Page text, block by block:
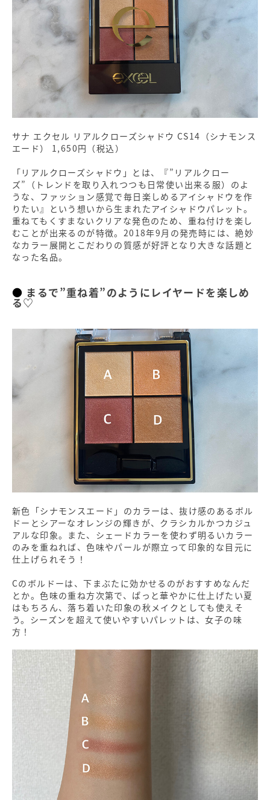
サナ エクセル リアルクローズシャドウ CS14（シナモンス
エード） 1,650円（税込）
「リアルクローズシャドウ」とは、『”リアルクロー
ズ”（トレンドを取り入れつつも日常使い出来る服）のよ
うな、ファッション感覚で毎日楽しめるアイシャドウを作
りたい』という想いから生まれたアイシャドウパレット。
重ねてもくすまないクリアな発色のため、重ね付けを楽し
むことが出来るのが特徴。2018年9月の発売時には、絶妙
なカラー展開とこだわりの質感が好評となり大きな話題と
なった名品。
まるで”重ね着”のようにレイヤードを楽しめ
る♡
新色「シナモンスエード」のカラーは、抜け感のあるボル
ドーとシアーなオレンジの輝きが、クラシカルかつカジュ
アルな印象。また、シェードカラーを使わず明るいカラー
のみを重ねれば、色味やパールが際立って印象的な目元に
仕上げられそう！
Cのボルドーは、下まぶたに効かせるのがおすすめなんだ
とか。色味の重ね方次第で、ぱっと華やかに仕上げたい夏
はもちろん、落ち着いた印象の秋メイクとしても使えそ
う。シーズンを超えて使いやすいパレットは、女子の味
方！